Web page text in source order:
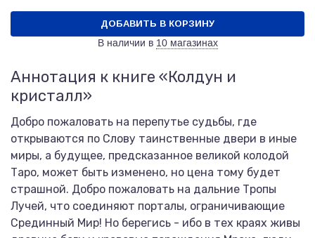
ДОБАВИТЬ В КОРЗИНУ
В наличии в 10 магазинах
Аннотация к книге «Колдун и
кристалл»
Добро пожаловать на перепутье судьбы, где
открываются по Слову таинственные двери в иные
миры, а будущее, предсказанное великой колодой
Таро, может быть изменено, но цена тому будет
страшной. Добро пожаловать на дальние Тропы
Лучей, что соединяют порталы, ограничивающие
Срединный Мир! Но берегись - ибо в тех краях живы